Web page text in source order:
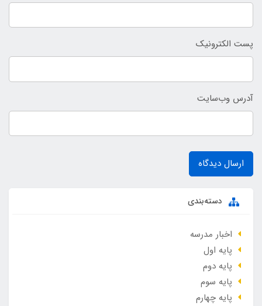
پست الکترونیک
آدرس وب‌سایت
ارسال دیدگاه
دسته‌بندی
اخبار مدرسه
پایه اول
پایه دوم
پایه سوم
پایه چهارم